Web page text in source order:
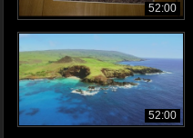
52:00
52:00